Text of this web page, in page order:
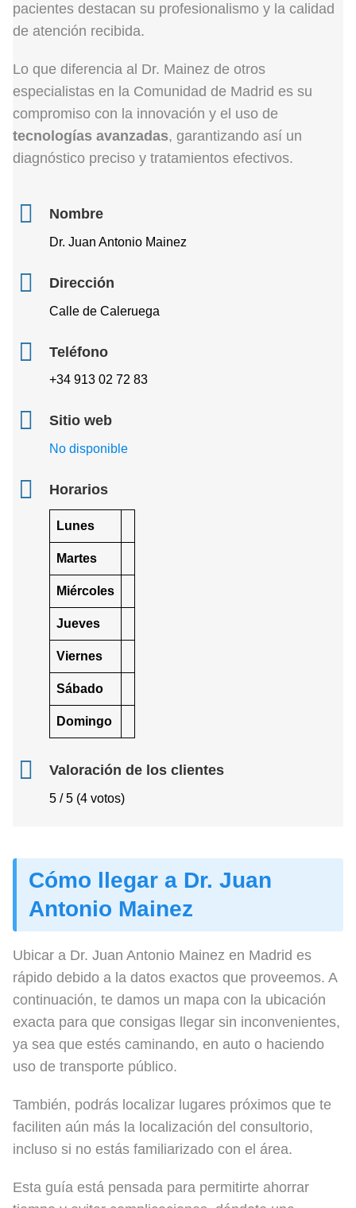
pacientes destacan su profesionalismo y la calidad
de atención recibida.
Lo que diferencia al Dr. Mainez de otros
especialistas en la Comunidad de Madrid es su
compromiso con la innovación y el uso de
tecnologías avanzadas, garantizando así un
diagnóstico preciso y tratamientos efectivos.
Nombre
Dr. Juan Antonio Mainez
Dirección
Calle de Caleruega
Teléfono
+34 913 02 72 83
Sitio web
No disponible
Horarios
Lunes
Martes
Miércoles
Jueves
Viernes
Sábado
Domingo
Valoración de los clientes
5 / 5 (4 votos)
Cómo llegar a Dr. Juan
Antonio Mainez
Ubicar a Dr. Juan Antonio Mainez en Madrid es
rápido debido a la datos exactos que proveemos. A
continuación, te damos un mapa con la ubicación
exacta para que consigas llegar sin inconvenientes,
ya sea que estés caminando, en auto o haciendo
uso de transporte público.
También, podrás localizar lugares próximos que te
faciliten aún más la localización del consultorio,
incluso si no estás familiarizado con el área.
Esta guía está pensada para permitirte ahorrar